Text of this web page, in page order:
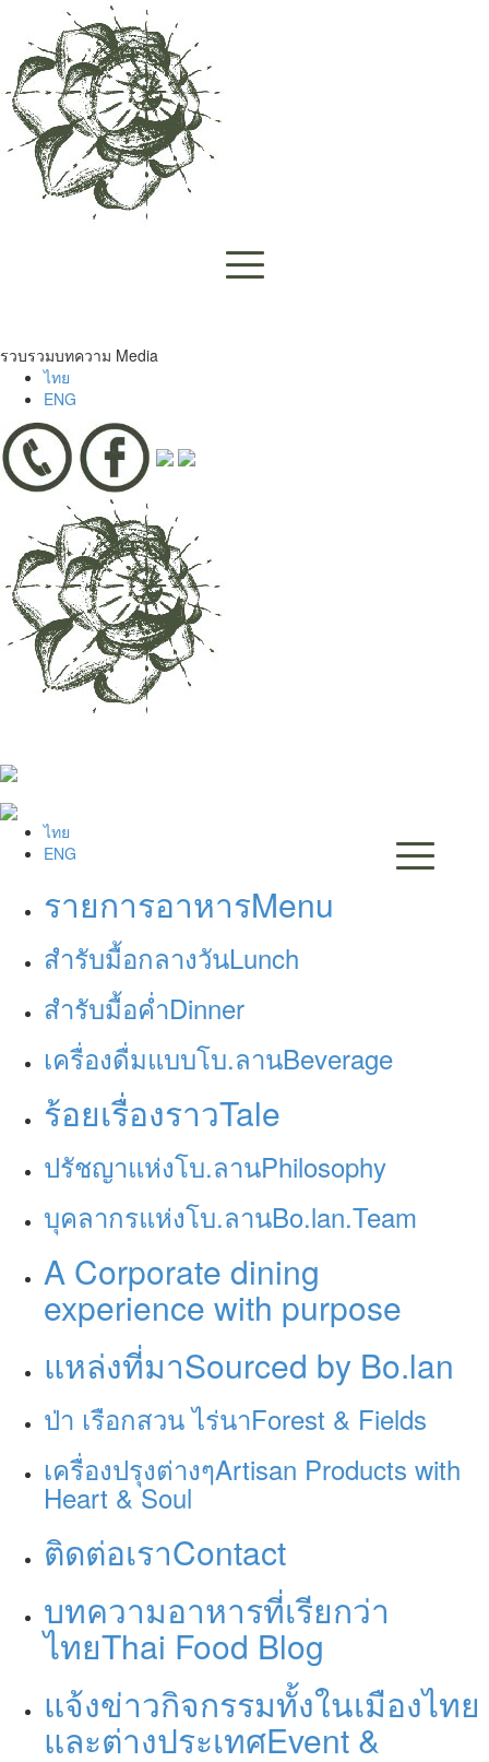
รวบรวมบทความ Media
ไทย
ENG
ไทย
ENG
รายการอาหารMenu
สำรับมื้อกลางวันLunch
สำรับมื้อค่ำDinner
เครื่องดื่มแบบโบ.ลานBeverage
ร้อยเรื่องราวTale
ปรัชญาแห่งโบ.ลานPhilosophy
บุคลากรแห่งโบ.ลานBo.lan.Team
A Corporate dining
experience with purpose
แหล่งที่มาSourced by Bo.lan
ป่า เรือกสวน ไร่นาForest & Fields
เครื่องปรุงต่างๆArtisan Products with
Heart & Soul
ติดต่อเราContact
บทความอาหารที่เรียกว่า
ไทยThai Food Blog
แจ้งข่าวกิจกรรมทั้งในเมืองไทย
และต่างประเทศEvent &